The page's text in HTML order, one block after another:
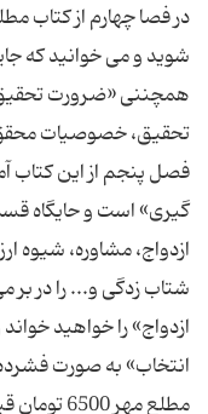
در فصا چهارم از کتاب
شوید و می خوانید که
همچننی «ضرورت تحقیق
تحقیق، خصوصیات
فصل پنجم از این
گیری» است و حایگاه
ازدواج، مشاوره، شیوه
شتاب زدگی و... را در
ازدواج» را خواهید